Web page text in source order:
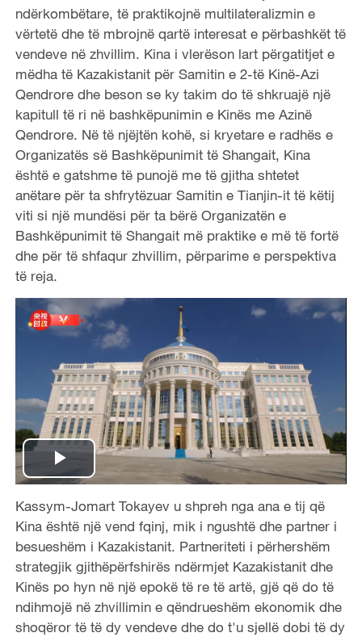
ndërkombëtare, të praktikojnë multilateralizmin e
vërtetë dhe të mbrojnë qartë interesat e përbashkët të
vendeve në zhvillim. Kina i vlerëson lart përgatitjet e
mëdha të Kazakistanit për Samitin e 2-të Kinë-Azi
Qendrore dhe beson se ky takim do të shkruajë një
kapitull të ri në bashkëpunimin e Kinës me Azinë
Qendrore. Në të njëjtën kohë, si kryetare e radhës e
Organizatës së Bashkëpunimit të Shangait, Kina
është e gatshme të punojë me të gjitha shtetet
anëtare për ta shfrytëzuar Samitin e Tianjin-it të këtij
viti si një mundësi për ta bërë Organizatën e
Bashkëpunimit të Shangait më praktike e më të fortë
dhe për të shfaqur zhvillim, përparime e perspektiva
të reja.
P
l
a
y
V
Kassym-Jomart Tokayev u shpreh nga ana e tij që
Kina është një vend fqinj, mik i ngushtë dhe partner i
besueshëm i Kazakistanit. Partneriteti i përhershëm
strategjik gjithëpërfshirës ndërmjet Kazakistanit dhe
Kinës po hyn në një epokë të re të artë, gjë që do të
ndihmojë në zhvillimin e qëndrueshëm ekonomik dhe
shoqëror të të dy vendeve dhe do t'u sjellë dobi të dy